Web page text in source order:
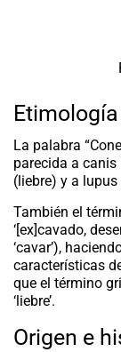
Etimología
La palabra
parecida a canis
(liebre) y a lupus
También el
‘[ex]cavado,
‘cavar’),
características
que el término
‘ liebre’.
Origen e